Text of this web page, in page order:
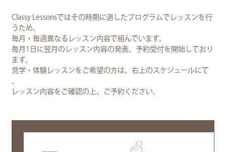
Classy Lessonsではその時期に適したプログラムでレッスンを行
うため、
毎月・毎週異なるレッスン内容で組んでいます。
毎月1日に翌月のレッスン内容の発表、予約受付を開始しており
ます。
見学・体験レッスンをご希望の方は、右上のスケジュールにて
、
レッスン内容をご確認の上、ご予約ください。